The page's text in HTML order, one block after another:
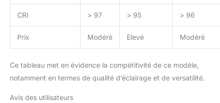
CRI > 97 > 95 > 96
Prix Modéré Elevé Modéré
Ce tableau met en évidence la compétitivité de ce modèle,
notamment en termes de qualité d’éclairage et de versatilité.
Avis des utilisateurs